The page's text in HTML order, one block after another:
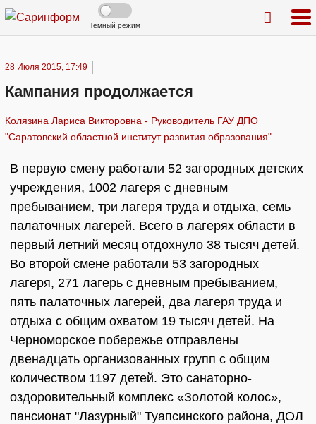
Темный режим
28 Июля 2015, 17:49
Кампания продолжается
Колязина Лариса Викторовна - Руководитель ГАУ ДПО
"Саратовский областной институт развития образования"
В первую смену работали 52 загородных детских
учреждения, 1002 лагеря с дневным
пребыванием, три лагеря труда и отдыха, семь
палаточных лагерей. Всего в лагерях области в
первый летний месяц отдохнуло 38 тысяч детей.
Во второй смене работали 53 загородных
лагеря, 271 лагерь с дневным пребыванием,
пять палаточных лагерей, два лагеря труда и
отдыха с общим охватом 19 тысяч детей. На
Черноморское побережье отправлены
двенадцать организованных групп с общим
количеством 1197 детей. Это санаторно-
оздоровительный комплекс «Золотой колос»,
пансионат "Лазурный" Туапсинского района, ДОЛ